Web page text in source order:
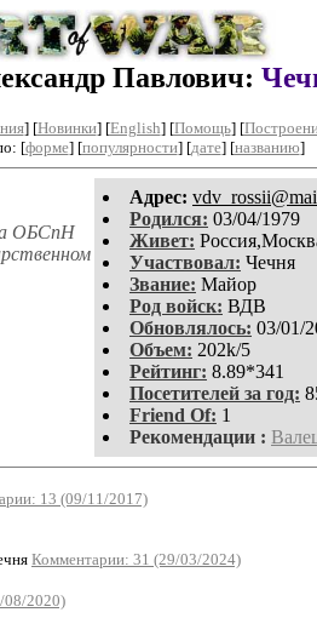
Павлович:
] [Новинки] [English] [Помощь] [
[форме] [популярности] [дате] [названию]
Aдpeс:
Родился: 03/04/1979
Живет:
Участвовал: Чечня
Звание: Майор
Род войск: ВДВ
Обновлялось: 03/01/
Объем: 202k/5
Рейтинг: 8.89*341
Посетителей за год:
Friend Of: 1
Рекомендации :
ОБСпН
13 (09/11/2017)
Комментарии: 31 (29/03/2024)
08/2020)